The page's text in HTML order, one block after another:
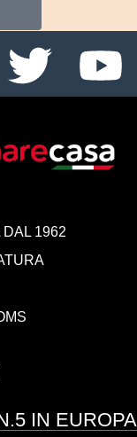
DAL 1962
IN EUROPA